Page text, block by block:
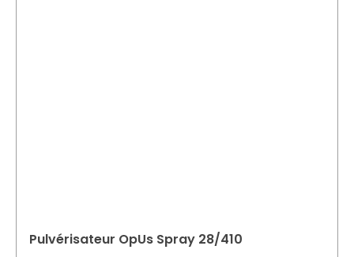
Pulvérisateur OpUs Spray 28/410